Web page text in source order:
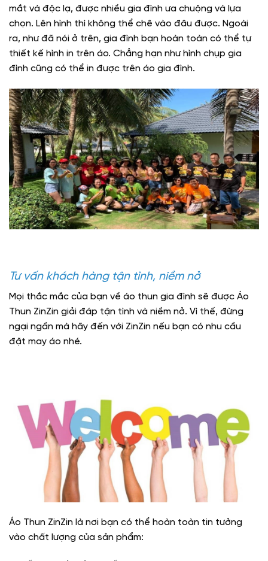
mắt và độc lạ, được nhiều gia đình ưa chuộng và lựa
chọn. Lên hình thì không thể chê vào đâu được. Ngoài
ra, như đã nói ở trên, gia đình bạn hoàn toàn có thể tự
thiết kế hình in trên áo. Chẳng hạn như hình chụp gia
đình cũng có thể in được trên áo gia đình.
Tư vấn khách hàng tận tình, niềm nở
Mọi thắc mắc của bạn về áo thun gia đình sẽ được Áo
Thun ZinZin giải đáp tận tình và niềm nở. Vì thế, đừng
ngại ngần mà hãy đến với ZinZin nếu bạn có nhu cầu
đặt may áo nhé.
Áo Thun ZinZin là nơi bạn có thể hoàn toàn tin tưởng
vào chất lượng của sản phẩm: